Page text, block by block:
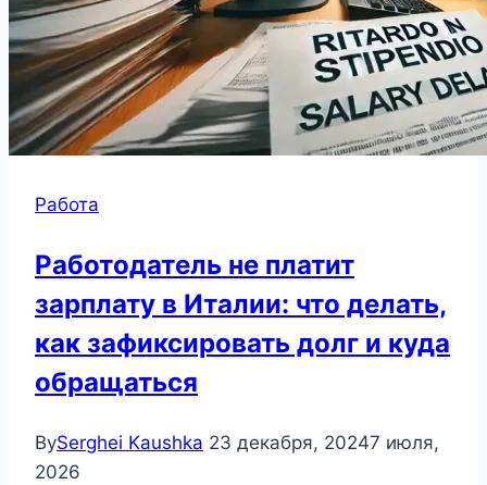
Работа
Работодатель не платит
зарплату в Италии: что делать,
как зафиксировать долг и куда
обращаться
BySerghei Kaushka 23 декабря, 20247 июля,
2026